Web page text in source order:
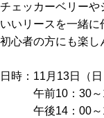
チェッカーベリーや
いいリースを一緒に
初心者の方にも楽し
日時：11月13日（日
午前10：30～
午後14：00～